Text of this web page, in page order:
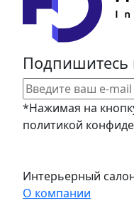
Интерьерный
О компании
Подпишитесь
*Нажимая на
политикой